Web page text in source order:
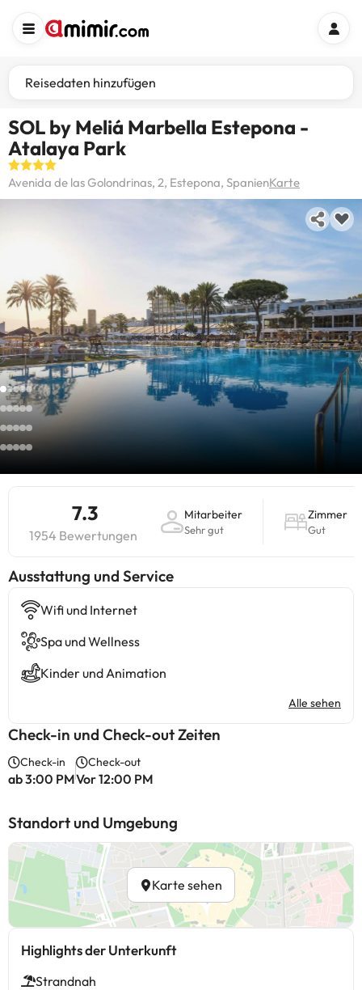
Reisedaten hinzufügen
SOL by Meliá Marbella Estepona -
Atalaya Park
Avenida de las Golondrinas, 2, Estepona, SpanienKarte
7.3
1954 Bewertungen
Mitarbeiter
Sehr gut
Zimmer
Gut
​Ausstattung und Service
Wifi und Internet
Spa und Wellness
Kinder und Animation
Alle sehen
Check-in und Check-out Zeiten
Check-in
ab 3:00 PM
Check-out
Vor 12:00 PM
Standort und Umgebung
Karte sehen
Highlights der Unterkunft
Strandnah